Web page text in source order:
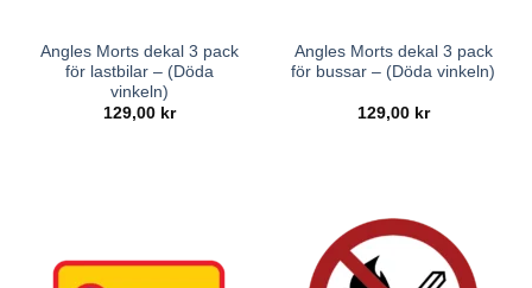
Angles Morts dekal 3 pack
för lastbilar – (Döda
vinkeln)
129,00 kr
Angles Morts dekal 3 pack
för bussar – (Döda vinkeln)
129,00 kr